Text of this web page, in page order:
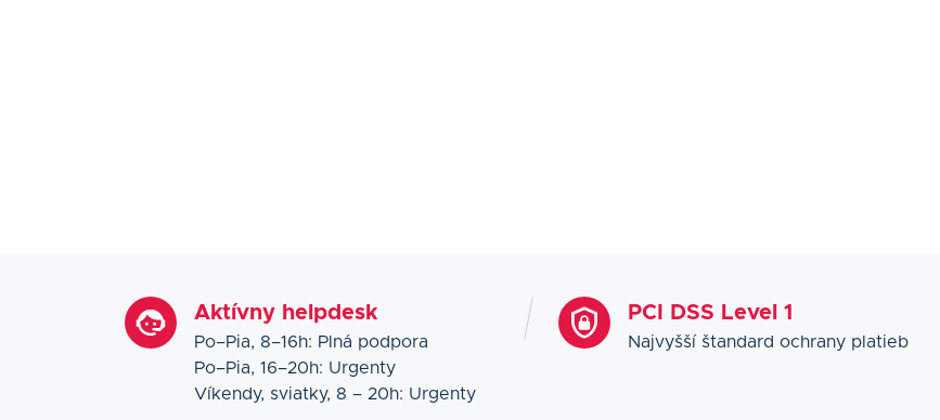
Aktívny helpdesk
Po–Pia, 8–16h: Plná podpora
Po–Pia, 16–20h: Urgenty
Víkendy, sviatky, 8 – 20h: Urgenty
PCI DSS Level 1
Najvyšší štandard ochrany platieb